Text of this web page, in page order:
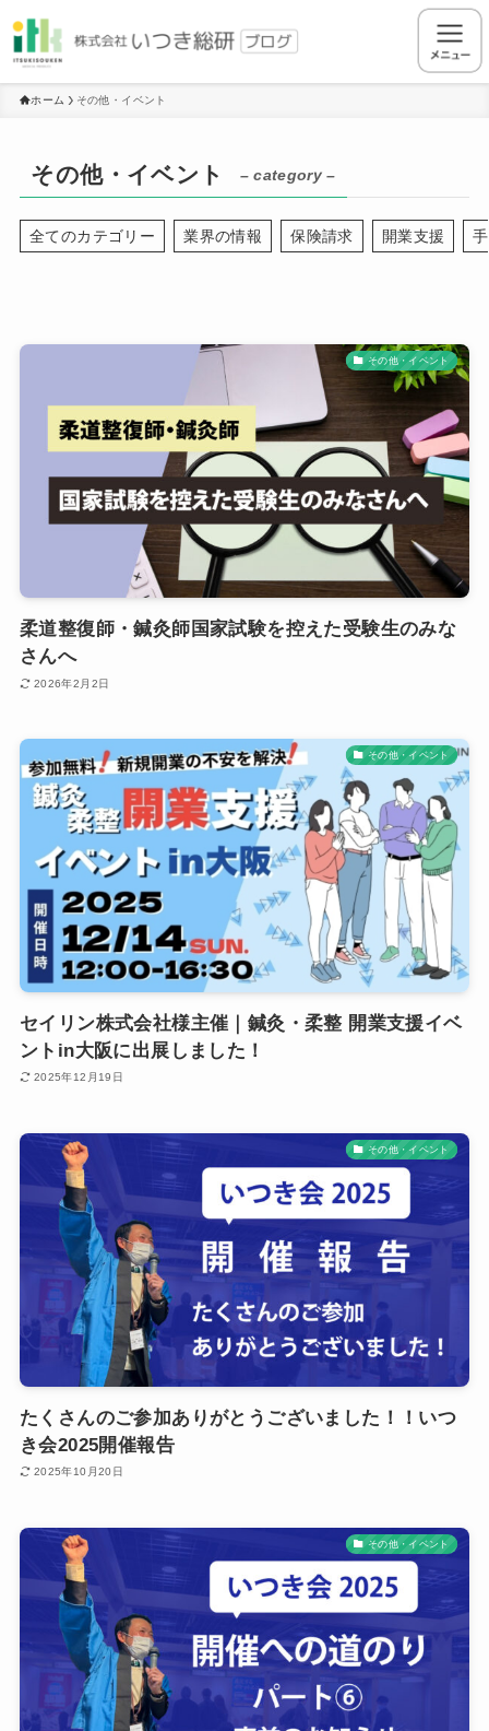
ホーム その他・イベント
その他・イベント – category –
全てのカテゴリー 業界の情報 保険請求 開業支援
その他・イベント
柔道整復師・鍼灸師国家試験を控えた受験生のみな
さんへ
2026年2月2日
その他・イベント
セイリン株式会社様主催｜鍼灸・柔整 開業支援イベ
ントin大阪に出展しました！
2025年12月19日
その他・イベント
たくさんのご参加ありがとうございました！！いつ
き会2025開催報告
2025年10月20日
その他・イベント